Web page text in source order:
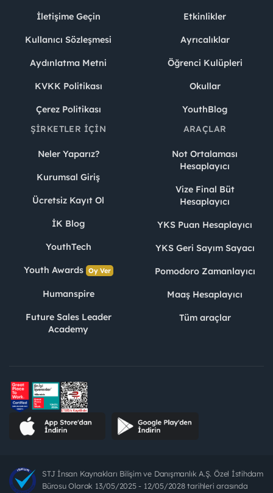
İletişime Geçin
Kullanıcı Sözleşmesi
Aydınlatma Metni
KVKK Politikası
Çerez Politikası
Etkinlikler
Ayrıcalıklar
Öğrenci Kulüpleri
Okullar
YouthBlog
ŞIRKETLER İÇIN
Neler Yaparız?
Kurumsal Giriş
Ücretsiz Kayıt Ol
İK Blog
YouthTech
Youth Awards Oy Ver
Humanspire
Future Sales Leader
Academy
ARAÇLAR
Not Ortalaması
Hesaplayıcı
Vize Final Büt
Hesaplayıcı
YKS Puan Hesaplayıcı
YKS Geri Sayım Sayacı
Pomodoro Zamanlayıcı
Maaş Hesaplayıcı
Tüm araçlar
STJ İnsan Kaynakları Bilişim ve Danışmanlık A.Ş. Özel İstihdam
Bürosu Olarak 13/05/2025 - 12/05/2028 tarihleri arasında